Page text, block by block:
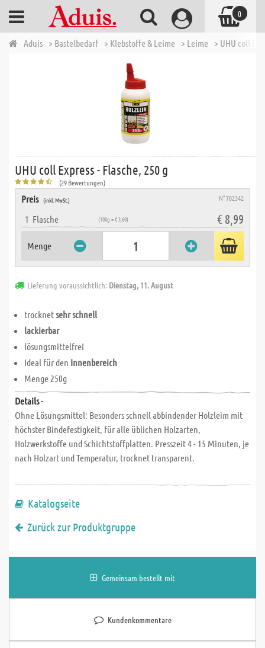
Aduis > Bastelbedarf > Klebstoffe & Leime > Leime > UHU coll
UHU coll Express - Flasche, 250 g
(29 Bewertungen)
Preis (inkl. MwSt.) N° 702342
1 Flasche (100g = € 3,60) € 8,99
Menge
Lieferung voraussichtlich: Dienstag, 11. August
trocknetsehr schnell
lackierbar
lösungsmittelfrei
Ideal für den Innenbereich
Menge 250g
Details -
Ohne Lösungsmittel: Besonders schnell abbindender Holzleim mit
höchster Bindefestigkeit, für alle üblichen Holzarten,
Holzwerkstoffe und Schichtstoffplatten. Presszeit 4 - 15 Minuten, je
nach Holzart und Temperatur, trocknet transparent.
Katalogseite
Zurück zur Produktgruppe
Gemeinsam bestellt mit
Kundenkommentare
0